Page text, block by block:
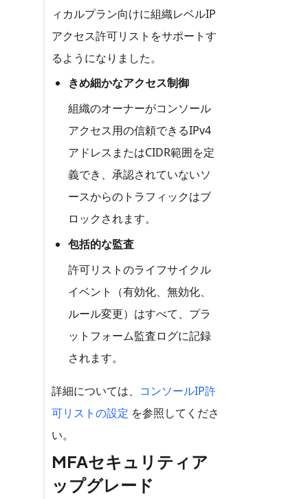
ィカルプラン向けに組織レベルIP
アクセス許可リストをサポートす
るようになりました。
きめ細かなアクセス制御
組織のオーナーがコンソール
アクセス用の信頼できるIPv4
アドレスまたはCIDR範囲を定
義でき、承認されていないソ
ースからのトラフィックはブ
ロックされます。
包括的な監査
許可リストのライフサイクル
イベント（有効化、無効化、
ルール変更）はすべて、プラ
ットフォーム監査ログに記録
されます。
詳細については、 コンソールIP許
可リストの設定 を参照してくださ
い。
MFAセキュリティア
ップグレード